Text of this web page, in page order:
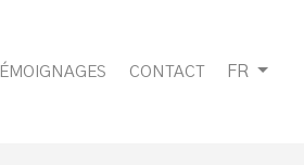
CONTACT FR